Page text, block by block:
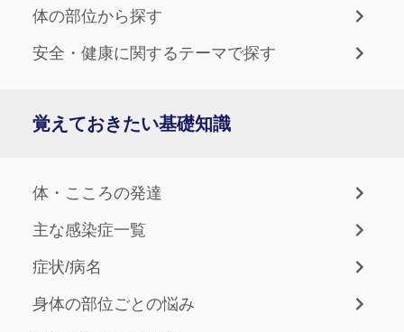
体の部位から探す
安全・健康に関するテーマで探す
覚えておきたい基礎知識
体・こころの発達
主な感染症一覧
症状/病名
身体の部位ごとの悩み